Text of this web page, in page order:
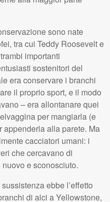
sono nate
tra cui Teddy Roosevelt e
importanti
sostenitori del
era conservare i branchi
il proprio sport, e il modo
– era allontanare quei
per mangiarla (e
appenderla alla parete. Ma
cacciatori umani: i
che cercavano di
e sconosciuto.
ebbe l’effetto
di alci a Yellowstone,